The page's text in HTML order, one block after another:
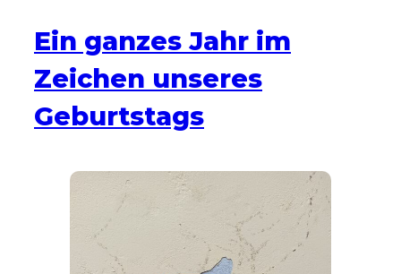
Ein ganzes Jahr im
Zeichen unseres
Geburtstags